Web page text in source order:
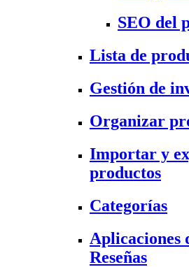
SEO del
Lista de
Gestión de
Organizar
Importar y
productos
Categorías
Aplicaciones
Reseñas